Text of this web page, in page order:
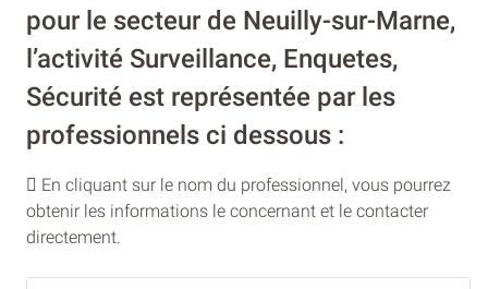
pour le secteur de Neuilly-sur-Marne,
l’activité Surveillance, Enquetes,
Sécurité est représentée par les
professionnels ci dessous :
En cliquant sur le nom du professionnel, vous pourrez
obtenir les informations le concernant et le contacter
directement.